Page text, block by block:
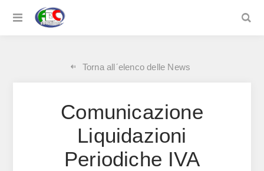
Torna allˊelenco delle News
Comunicazione
Liquidazioni
Periodiche IVA